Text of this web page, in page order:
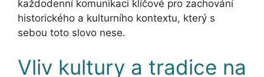
každodenní komunikaci klíčové pro zachování
historického a kulturního kontextu, který s
sebou toto slovo nese.
Vliv kultury a tradice na